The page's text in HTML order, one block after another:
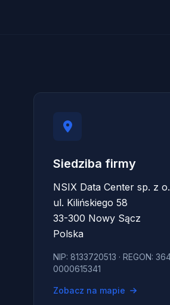
Siedziba firmy
NSIX Data Center sp. z
ul. Kilińskiego 58
33-300 Nowy Sącz
Polska
NIP: 8133720513 · REGON:
0000615341
Zobacz na mapie